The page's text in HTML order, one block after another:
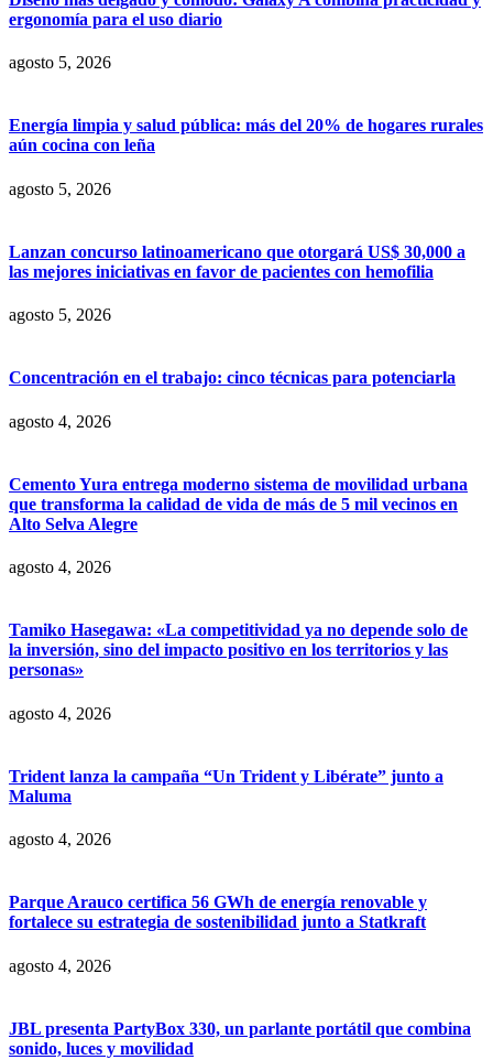
ergonomía para el uso diario
agosto 5, 2026
Energía limpia y salud pública: más del 20% de hogares rurales
aún cocina con leña
agosto 5, 2026
Lanzan concurso latinoamericano que otorgará US$ 30,000 a
las mejores iniciativas en favor de pacientes con hemofilia
agosto 5, 2026
Concentración en el trabajo: cinco técnicas para potenciarla
agosto 4, 2026
Cemento Yura entrega moderno sistema de movilidad urbana
que transforma la calidad de vida de más de 5 mil vecinos en
Alto Selva Alegre
agosto 4, 2026
Tamiko Hasegawa: «La competitividad ya no depende solo de
la inversión, sino del impacto positivo en los territorios y las
personas»
agosto 4, 2026
Trident lanza la campaña “Un Trident y Libérate” junto a
Maluma
agosto 4, 2026
Parque Arauco certifica 56 GWh de energía renovable y
fortalece su estrategia de sostenibilidad junto a Statkraft
agosto 4, 2026
JBL presenta PartyBox 330, un parlante portátil que combina
sonido, luces y movilidad